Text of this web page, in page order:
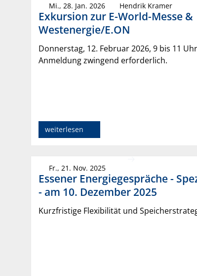
Mi., 28. Jan. 2026 Hendrik Kramer
Exkursion zur E-World-Messe &
Westenergie/E.ON
Donnerstag, 12. Februar 2026, 9 bis 11
Anmeldung zwingend erforderlich.
weiterlesen
Fr., 21. Nov. 2025
Essener Energiegespräche -
- am 10. Dezember 2025
Kurzfristige Flexibilität und